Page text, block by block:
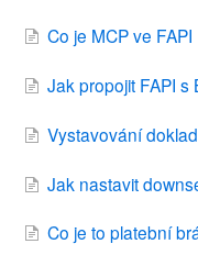
Co je MCP ve FAPI
Jak propojit FAPI s
Vystavování
Jak nastavit
Co je to platební